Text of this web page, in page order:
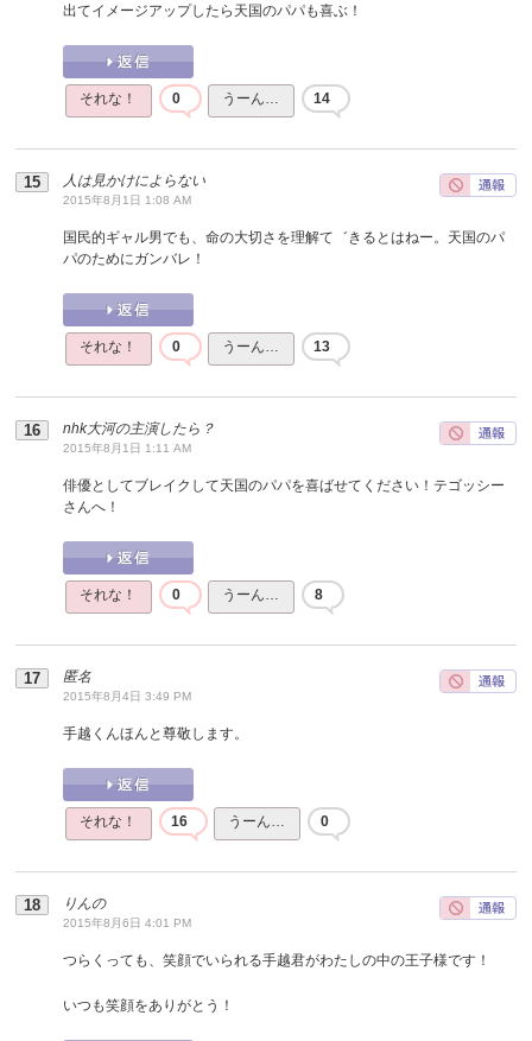
出てイメージアップしたら天国のパパも喜ぶ！
それな！ 0 うーん… 14
人は見かけによらない
2015年8月1日 1:08 AM
国民的ギャル男でも、命の大切さを理解て゛きるとはねー。天国のパ
パのためにガンバレ！
それな！ 0 うーん… 13
nhk大河の主演したら？
2015年8月1日 1:11 AM
俳優としてブレイクして天国のパパを喜ばせてください！テゴッシー
さんへ！
それな！ 0 うーん… 8
匿名
2015年8月4日 3:49 PM
手越くんほんと尊敬します。
それな！ 16 うーん… 0
りんの
2015年8月6日 4:01 PM
つらくっても、笑顔でいられる手越君がわたしの中の王子様です！
いつも笑顔をありがとう！